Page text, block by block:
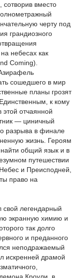
сотворив вместо
черту под
грандиозного
небесах как
Coming).
сошедшего в мир
планы грозят
к кому
отчаянной
— циничный
разрыва в финале
жизнь. Героям
общий язык и в
путешествии
и Преисподней,
право на
свой легендарный
экранную химию и
так долго
и преданного
неподражаемый
искренней драмой